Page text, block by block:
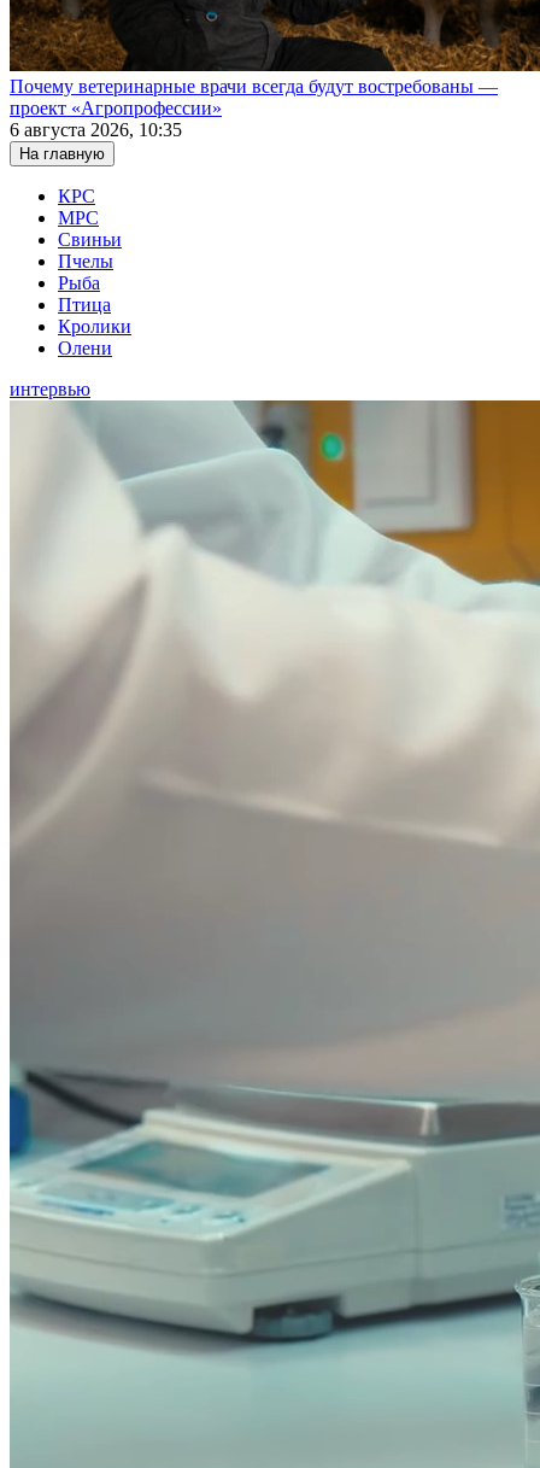
Почему ветеринарные врачи всегда будут востребованы —
проект «Агропрофессии»
6 августа 2026, 10:35
На главную
КРС
МРС
Свиньи
Пчелы
Рыба
Птица
Кролики
Олени
интервью